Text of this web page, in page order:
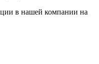
в нашей компании на